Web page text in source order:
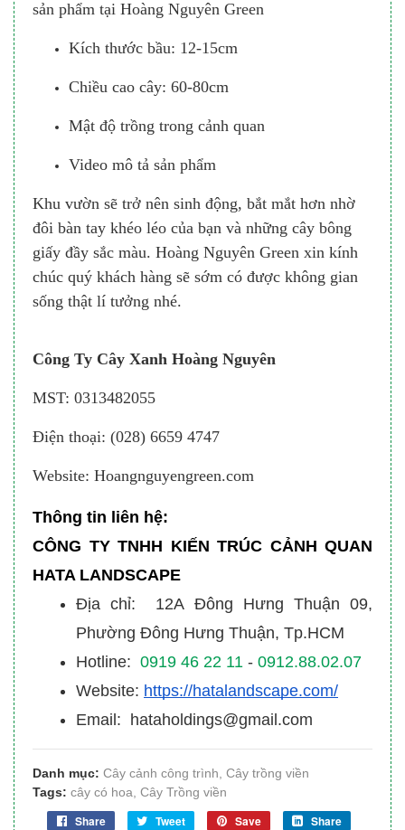
sản phẩm tại Hoàng Nguyên Green
Kích thước bầu: 12-15cm
Chiều cao cây: 60-80cm
Mật độ trồng trong cảnh quan
Video mô tả sản phẩm
Khu vườn sẽ trở nên sinh động, bắt mắt hơn nhờ
đôi bàn tay khéo léo của bạn và những cây bông
giấy đầy sắc màu. Hoàng Nguyên Green xin kính
chúc quý khách hàng sẽ sớm có được không gian
sống thật lí tưởng nhé.
Công Ty Cây Xanh Hoàng Nguyên
MST: 0313482055
Điện thoại: (028) 6659 4747
Website: Hoangnguyengreen.com
Thông tin liên hệ:
CÔNG TY TNHH KIẾN TRÚC CẢNH QUAN
HATA LANDSCAPE
Địa chỉ: 12A Đông Hưng Thuận 09,
Phường Đông Hưng Thuận, Tp.HCM
Hotline: 0919 46 22 11 - 0912.88.02.07
Website: https://hatalandscape.com/
Email: hataholdings@gmail.com
Danh mục: Cây cảnh công trình Cây trồng viền
Tags: cây có hoa Cây Trồng viền
Share Tweet Save Share